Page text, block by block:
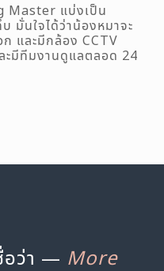
Master แบ่งเป็น
มั่นใจได้ว่าน้องหมาจะ
และมีกล้อง CCTV
ะมีทีมงานดูแลตลอด 24
อว่า — More